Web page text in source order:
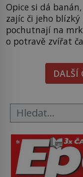
Opice si dá
zajíc či jeho
pochutnají na
o potravě zvířat
i bude chutnat,
občasný
DALŠÍ